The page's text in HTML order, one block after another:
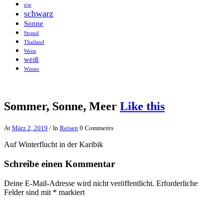
s/w
schwarz
Sonne
Strand
Thailand
Weite
weiß
Winter
Sommer, Sonne, Meer Like this
At März 2, 2019 / In Reisen 0 Comments
Auf Winterflucht in der Karibik
Schreibe einen Kommentar
Deine E-Mail-Adresse wird nicht veröffentlicht. Erforderliche
Felder sind mit * markiert